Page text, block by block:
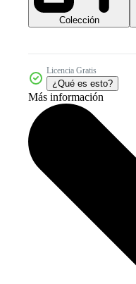
Colección
Licencia Gratis
¿Qué es esto?
Más información